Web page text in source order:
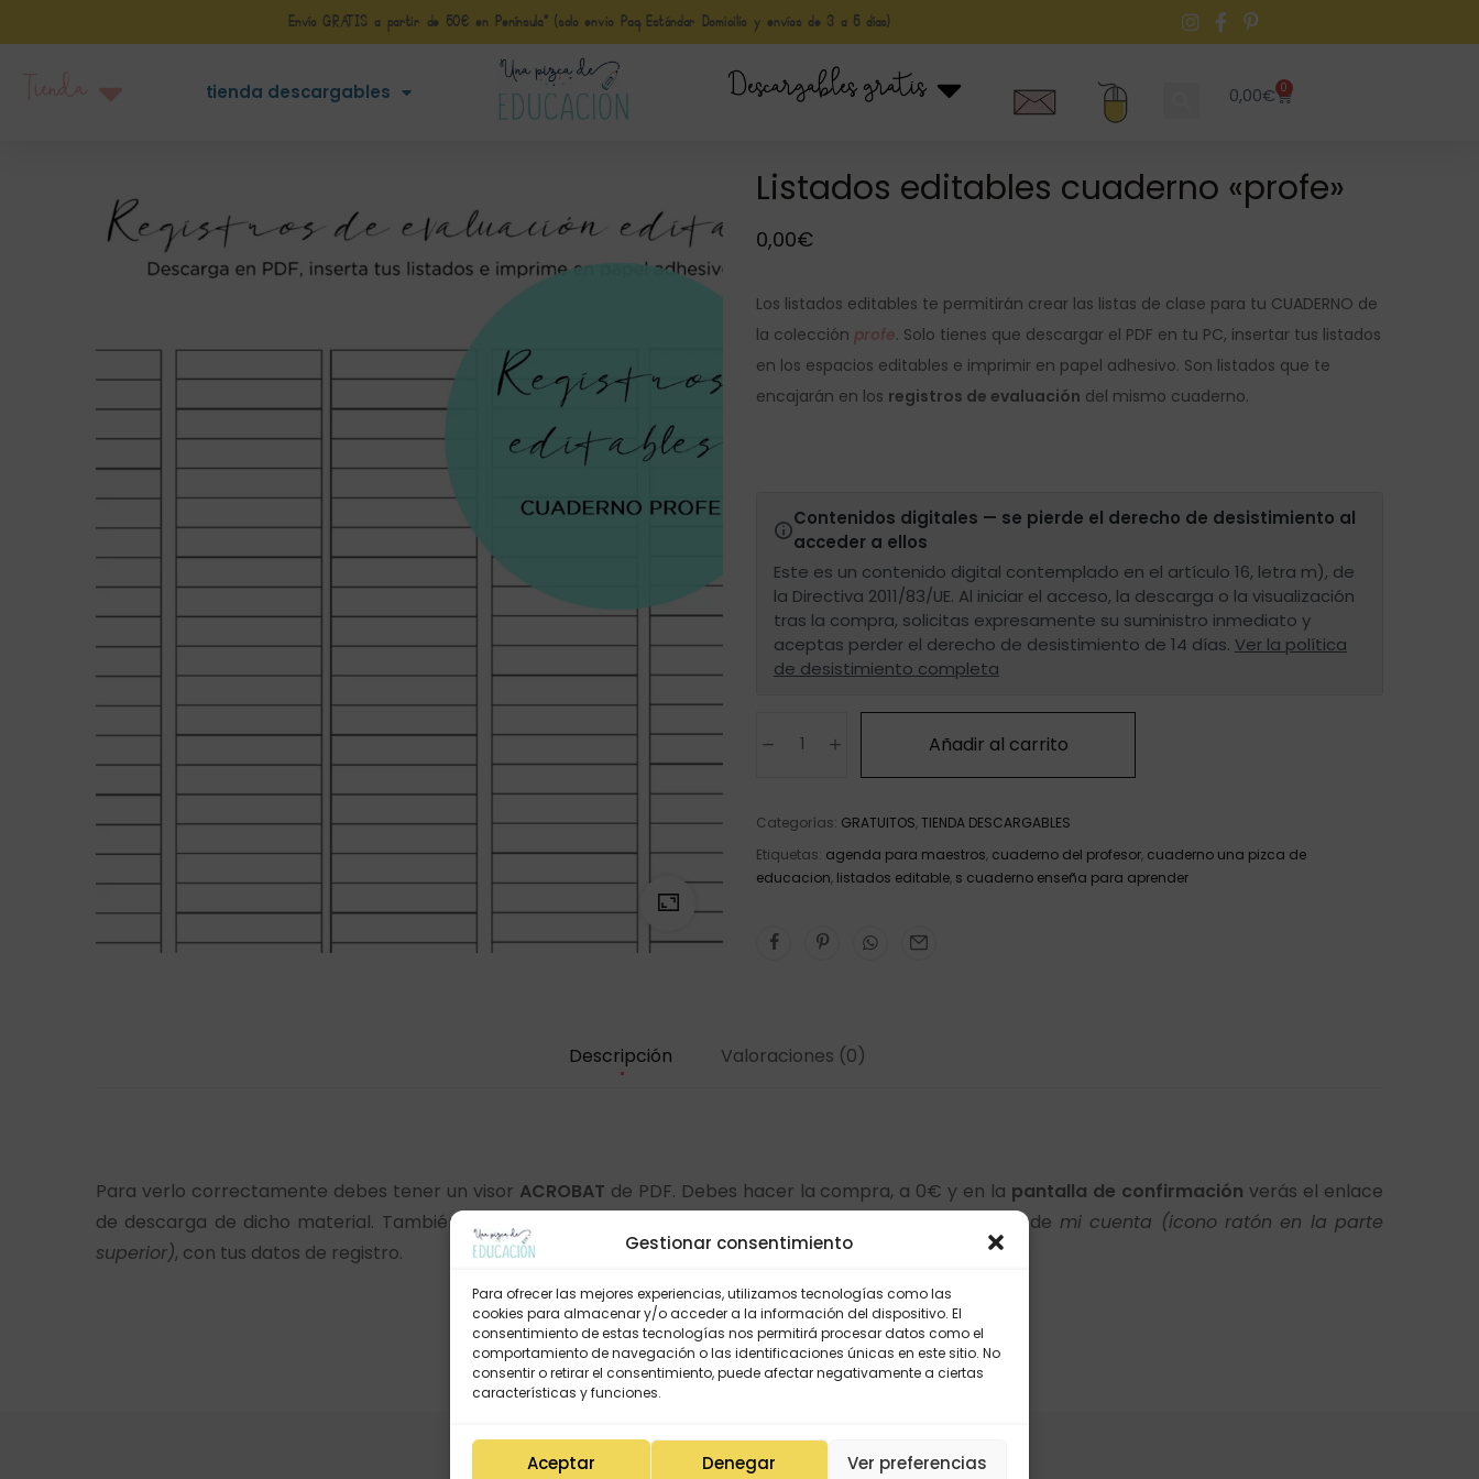
Gestionar consentimiento
Para ofrecer las mejores experiencias, utilizamos tecnologías como las
cookies para almacenar y/o acceder a la información del dispositivo. El
consentimiento de estas tecnologías nos permitirá procesar datos como el
comportamiento de navegación o las identificaciones únicas en este sitio. No
consentir o retirar el consentimiento, puede afectar negativamente a ciertas
características y funciones.
Aceptar Denegar Ver preferencias
Envío GRATIS a partir de 50€ en Península* (solo envio Paq Estándar Domicilio y envíos de 3 a 5 días)
tienda descargables Descargables gratis 0,00€ 0
Listados editables cuaderno «profe»
0,00€
Los listados editables te permitirán crear las listas de clase para tu CUADERNO de
la colección profe. Solo tienes que descargar el PDF en tu PC, insertar tus listados
en los espacios editables e imprimir en papel adhesivo. Son listados que te
encajarán en los registros de evaluación del mismo cuaderno.
Contenidos digitales — se pierde el derecho de desistimiento al
acceder a ellos
Este es un contenido digital contemplado en el artículo 16, letra m), de
la Directiva 2011/83/UE. Al iniciar el acceso, la descarga o la visualización
tras la compra, solicitas expresamente su suministro inmediato y
aceptas perder el derecho de desistimiento de 14 días. Ver la política
de desistimiento completa
Añadir al carrito
Categorías: GRATUITOS,TIENDA DESCARGABLES
Etiquetas: agenda para maestros, cuaderno del profesor, cuaderno una pizca de
educacion, listados editable, s cuaderno enseña para aprender
Descripción Valoraciones (0)
Para verlo correctamente debes tener un visor ACROBAT de PDF. Debes hacer la compra, a 0€ y en la pantalla de confirmación verás el enlace
de descarga de dicho material. También lo tendrás en tu área personal de la web, puedes acceder desde mi cuenta (icono ratón en la parte
superior), con tus datos de registro.